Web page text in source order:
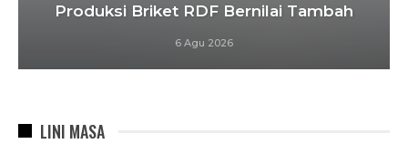
Produksi Briket RDF Bernilai Tambah
6 Agu 2026
LINI MASA